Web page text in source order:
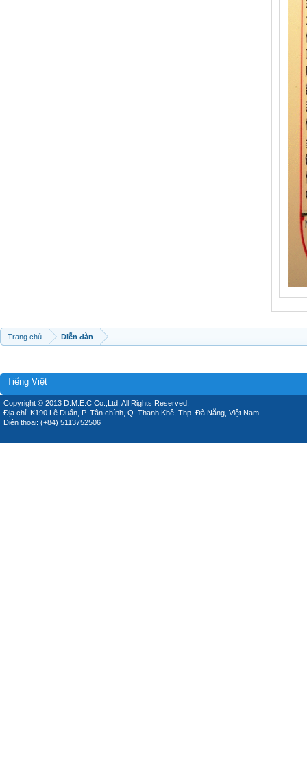
Trang chủ Diễn đàn
Tiếng Việt
Copyright © 2013 D.M.E.C Co.,Ltd, All Rights Reserved.
Địa chỉ: K190 Lê Duẩn, P. Tân chính, Q. Thanh Khê, Thp. Đà Nẵng, Việt Nam.
Điện thoại: (+84) 5113752506